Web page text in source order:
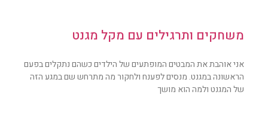
משחקים ותרגילים עם מקל מגנט
אני אוהבת את המבטים המופתעים של הילדים כשהם נתקלים בפעם
הראשונה במגנט. מנסים לפענח ולחקור מה מתרחש שם במגע הזה
של המגנט ולמה הוא מושך